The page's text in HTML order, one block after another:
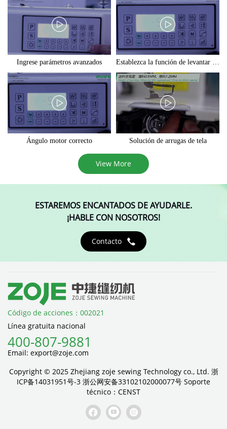
Ingrese parámetros avanzados Establezca la función de levantar el prensatelas después de la mitad de la espalda
Ángulo motor correcto Solución de arrugas de tela
View More
ESTAREMOS ENCANTADOS DE AYUDARLE.
¡HABLE CON NOSOTROS!
Contacto 
Código de acciones：002021
Línea gratuita nacional
400-807-9881
Email: export@zoje.com
Copyright © 2025 Zhejiang zoje sewing Technology co., Ltd. 浙
ICP备14031951号-3 浙公网安备33102102000077号 Soporte
técnico： CENST
  